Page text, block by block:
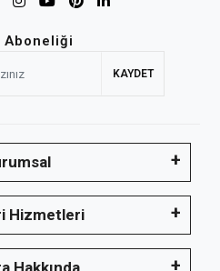
Aboneliği
KAYDET
Hizmetleri
Hakkında